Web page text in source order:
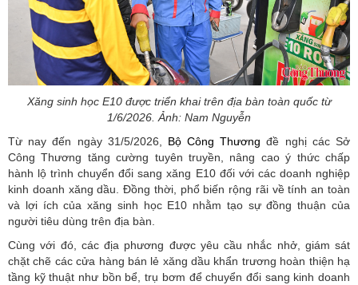
Xăng sinh học E10 được triển khai trên địa bàn toàn quốc từ
1/6/2026. Ảnh: Nam Nguyễn
Từ nay đến ngày 31/5/2026, Bộ Công Thương đề nghị các Sở
Công Thương tăng cường tuyên truyền, nâng cao ý thức chấp
hành lộ trình chuyển đổi sang xăng E10 đối với các doanh nghiệp
kinh doanh xăng dầu. Đồng thời, phổ biến rộng rãi về tính an toàn
và lợi ích của xăng sinh học E10 nhằm tạo sự đồng thuận của
người tiêu dùng trên địa bàn.
Cùng với đó, các địa phương được yêu cầu nhắc nhở, giám sát
chặt chẽ các cửa hàng bán lẻ xăng dầu khẩn trương hoàn thiện hạ
tầng kỹ thuật như bồn bể, trụ bơm để chuyển đổi sang kinh doanh